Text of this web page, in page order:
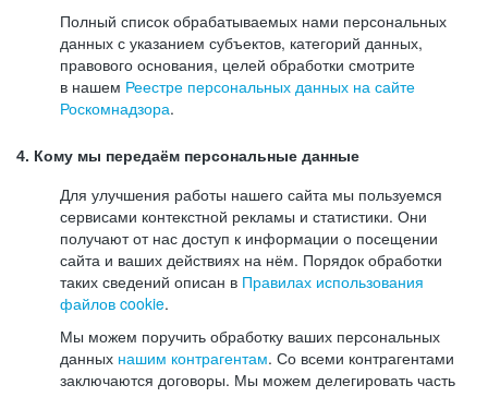
Полный список обрабатываемых нами персональных
данных с указанием субъектов, категорий данных,
правового основания, целей обработки смотрите
в нашем Реестре персональных данных на сайте
Роскомнадзора.
4. Кому мы передаём персональные данные
Для улучшения работы нашего сайта мы пользуемся
сервисами контекстной рекламы и статистики. Они
получают от нас доступ к информации о посещении
сайта и ваших действиях на нём. Порядок обработки
таких сведений описан в Правилах использования
файлов cookie.
Мы можем поручить обработку ваших персональных
данных нашим контрагентам. Со всеми контрагентами
заключаются договоры. Мы можем делегировать часть